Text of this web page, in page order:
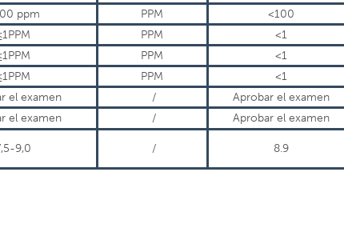
ppm PPM
<100
PPM
<1
PPM
<1
PPM
<1
el examen /
Aprobar el examen
el examen /
Aprobar el examen
9,0 / 8.9